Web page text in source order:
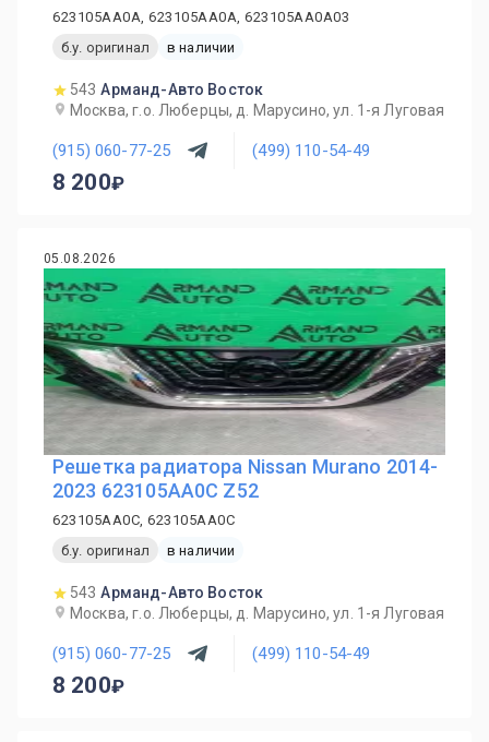
623105AA0A, 623105AA0A, 623105AA0A03
б.у. оригинал
в наличии
543 Арманд-Авто Восток
Москва, г.о. Люберцы, д. Марусино, ул. 1-я Луговая
(915) 060-77-25 (499) 110-54-49
8 200
05.08.2026
Решетка радиатора Nissan Murano 2014-
2023 623105AA0C Z52
623105AA0C, 623105AA0C
б.у. оригинал
в наличии
543 Арманд-Авто Восток
Москва, г.о. Люберцы, д. Марусино, ул. 1-я Луговая
(915) 060-77-25 (499) 110-54-49
8 200